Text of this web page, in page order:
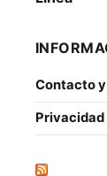
Contacto
Privacidad